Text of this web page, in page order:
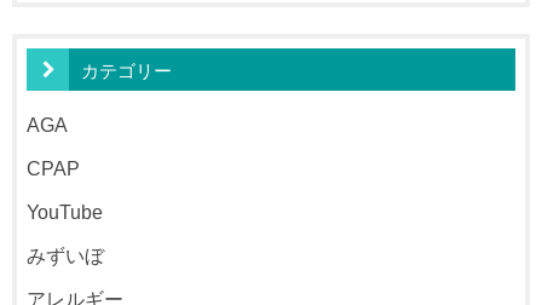
カテゴリー
AGA
CPAP
YouTube
みずいぼ
アレルギー